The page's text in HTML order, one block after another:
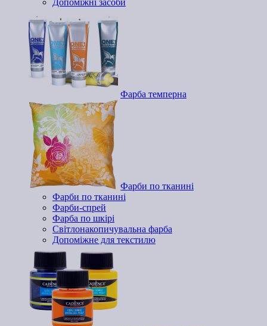
Допоміжні засоби
Фарба темперна
Фарби по тканині
Фарби по тканині
Фарби-спрей
Фарба по шкірі
Світлонакопичувальна фарба
Допоміжне для текстилю